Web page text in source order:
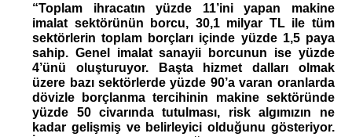
“Toplam ihracatın yüzde 11’ini yapan makine
imalat sektörünün borcu, 30,1 milyar TL ile tüm
sektörlerin toplam borçları içinde yüzde 1,5 paya
sahip. Genel imalat sanayii borcunun ise yüzde
4’ünü oluşturuyor. Başta hizmet dalları olmak
üzere bazı sektörlerde yüzde 90’a varan oranlarda
dövizle borçlanma tercihinin makine sektöründe
yüzde 50 civarında tutulması, risk algımızın ne
kadar gelişmiş ve belirleyici olduğunu gösteriyor.